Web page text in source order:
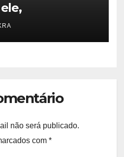
não será publicado.
com *